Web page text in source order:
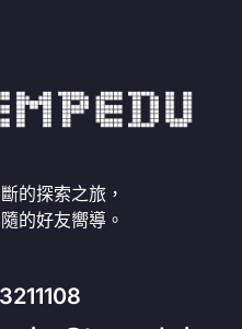
的探索之旅，
的好友嚮導。